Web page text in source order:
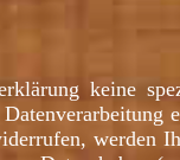
keine
werden